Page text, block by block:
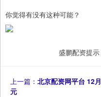
你觉得有没有这种可能？
盛鹏配资提示
上一篇： 北京配资网平台 12
元